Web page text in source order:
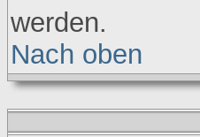
werden.
Nach oben